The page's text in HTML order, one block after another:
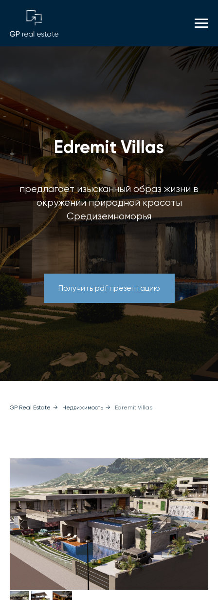
Edremit Villas
предлагает изысканный образ жизни в
окружении природной красоты
Средиземноморья
Получить pdf презентацию
GP Real Estate → Недвижимость → Edremit Villas